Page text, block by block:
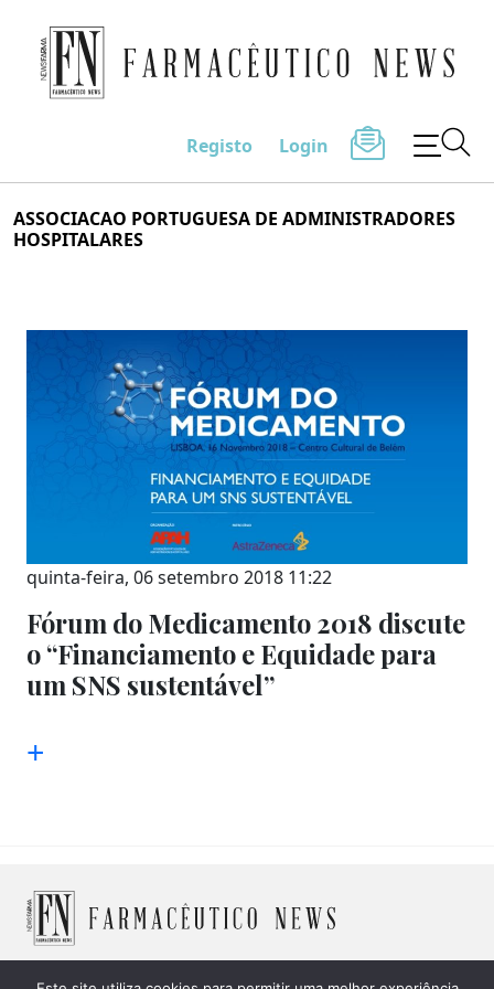
to
content
Farmacêutico News
Registo Login
ASSOCIACAO PORTUGUESA DE ADMINISTRADORES
HOSPITALARES
quinta-feira, 06 setembro 2018 11:22
Fórum do Medicamento 2018 discute
o “Financiamento e Equidade para
um SNS sustentável”
+